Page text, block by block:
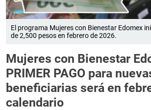
El programa Mujeres con Bienestar Edomex
de 2,500 pesos en febrero de 2026.
Mujeres con Bienestar
PRIMER PAGO para
beneficiarias será en
calendario